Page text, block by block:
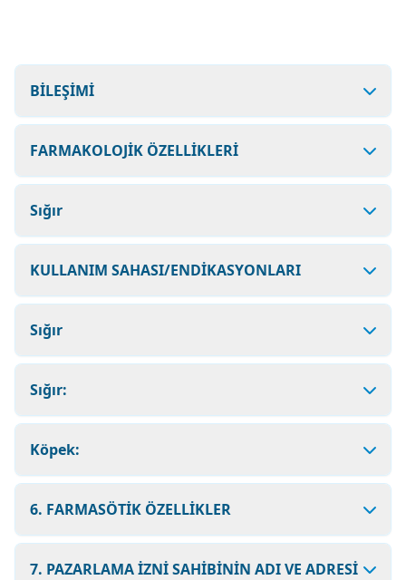
BİLEŞİMİ
FARMAKOLOJİK ÖZELLİKLERİ
Sığır
KULLANIM SAHASI/ENDİKASYONLARI
Sığır
Sığır:
Köpek:
6. FARMASÖTİK ÖZELLİKLER
7. PAZARLAMA İZNİ SAHİBİNİN ADI VE ADRESİ